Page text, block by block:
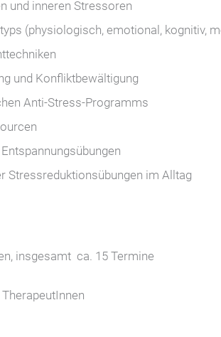
und inneren Stressoren
(physiologisch, emotional, kognitiv,
und Konfliktbewältigung
Anti-Stress-Programms
Stressreduktionsübungen im Alltag
insgesamt ca. 15 Termine